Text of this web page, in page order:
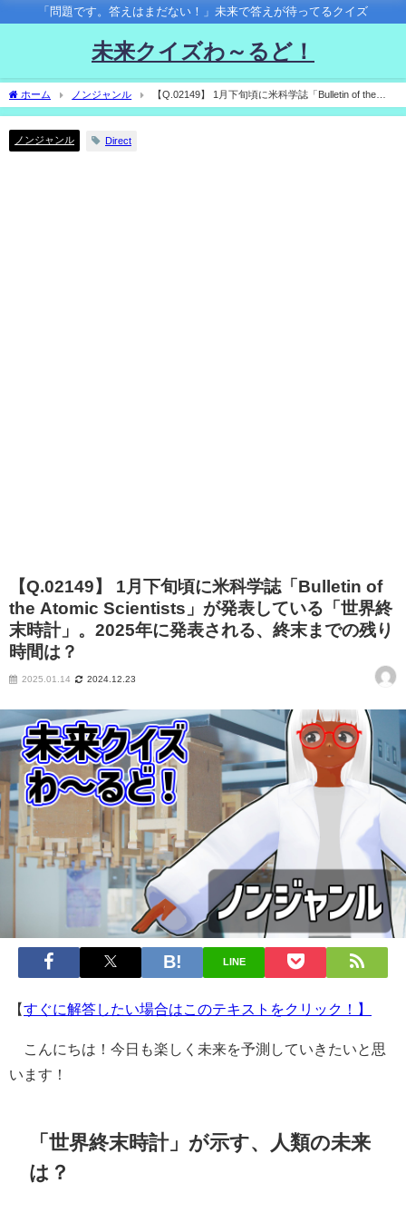
「問題です。答えはまだない！」未来で答えが待ってるクイズ
未来クイズわ～るど！
ホーム ノンジャンル
【Q.02149】 1月下旬頃に米科学誌「Bulletin of the
Atomic Scientists」が発表している「世界終末時計」。2025年に発表される、終末まで
ノンジャンル
Direct
【Q.02149】 1月下旬頃に米科学誌「Bulletin of
the Atomic Scientists」が発表している「世界終
末時計」。2025年に発表される、終末までの残り
時間は？
2025.01.14 2024.12.23
LINE
【すぐに解答したい場合はこのテキストをクリック！】
こんにちは！今日も楽しく未来を予測していきたいと思
います！
「世界終末時計」が示す、人類の未来
は？